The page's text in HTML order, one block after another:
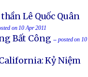
Lê Quốc Quân
on 10 Apr 2011
Bất Công -- posted on 10
Kỷ Niệm